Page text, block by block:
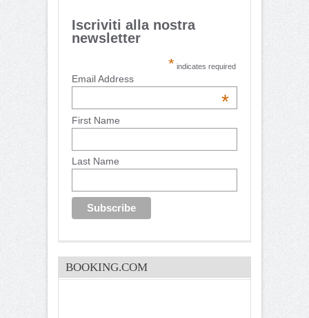
Iscriviti alla nostra
newsletter
* indicates required
Email Address
*
First Name
Last Name
BOOKING.COM